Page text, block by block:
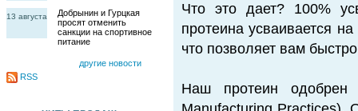
13 августа
Добрынин и Гурцкая
просят отменить
санкции на спортивное
питание
другие новости
RSS
Что это дает? 100%
протеина усваивается
что позволяет вам
Наш протеин одобрен